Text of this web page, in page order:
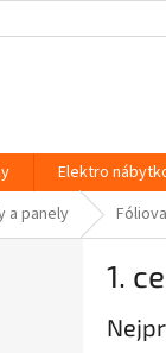
Elektro
a panely
1.